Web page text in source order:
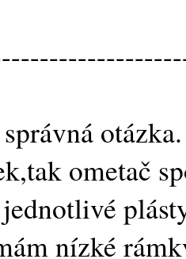
otázka.
ometač
nízké